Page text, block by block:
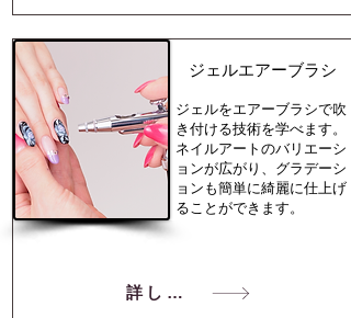
​ジェルエアーブラシ
ジェルをエアーブラシで吹
き付ける技術を学べます。
ネイルアートのバリエーシ
ョンが広がり、グラデーシ
ョンも簡単に綺麗に仕上げ
ることができます。
詳しく見る